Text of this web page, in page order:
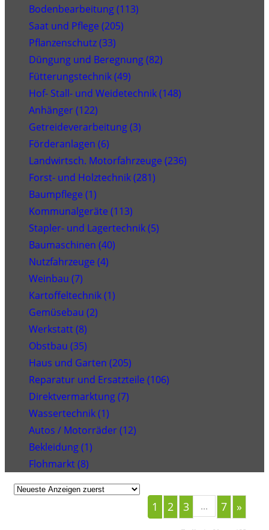
Bodenbearbeitung (113)
Saat und Pflege (205)
Pflanzenschutz (33)
Düngung und Beregnung (82)
Fütterungstechnik (49)
Hof- Stall- und Weidetechnik (148)
Anhänger (122)
Getreideverarbeitung (3)
Förderanlagen (6)
Landwirtsch. Motorfahrzeuge (236)
Forst- und Holztechnik (281)
Baumpflege (1)
Kommunalgeräte (113)
Stapler- und Lagertechnik (5)
Baumaschinen (40)
Nutzfahrzeuge (4)
Weinbau (7)
Kartoffeltechnik (1)
Gemüsebau (2)
Werkstatt (8)
Obstbau (35)
Haus und Garten (205)
Reparatur und Ersatzteile (106)
Direktvermarktung (7)
Wassertechnik (1)
Autos / Motorräder (12)
Bekleidung (1)
Flohmarkt (8)
1 2 3 ... 7 »